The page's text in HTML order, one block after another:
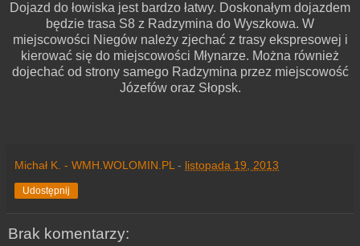
Dojazd do łowiska jest bardzo łatwy. Doskonałym dojazdem
będzie trasa S8 z Radzymina do Wyszkowa. W
miejscowości Niegów należy zjechać z trasy ekspresowej i
kierować się do miejscowości Młynarze. Można również
dojechać od strony samego Radzymina przez miejscowość
Józefów oraz Słopsk.
Michał K. - WMH.WOLOMIN.PL - listopada 19, 2013
Udostępnij
Brak komentarzy: